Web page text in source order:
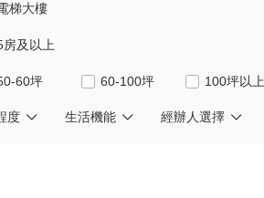
梯大樓
房及以上
60坪 60-100坪 100坪以上
度 生活機能 經辦人選擇